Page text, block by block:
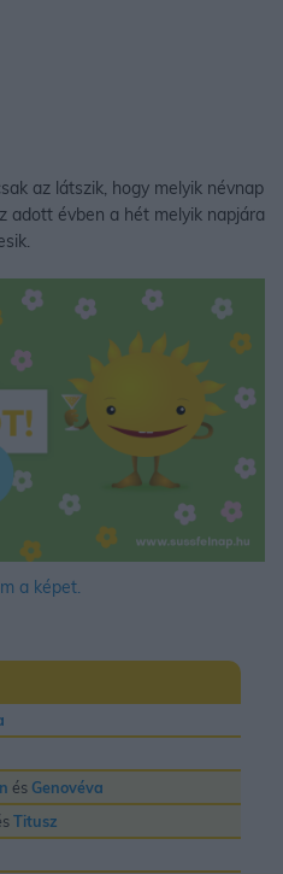
az látszik, hogy melyik névnap
adott évben a hét melyik napjára
a képet.
és Genovéva
Titusz